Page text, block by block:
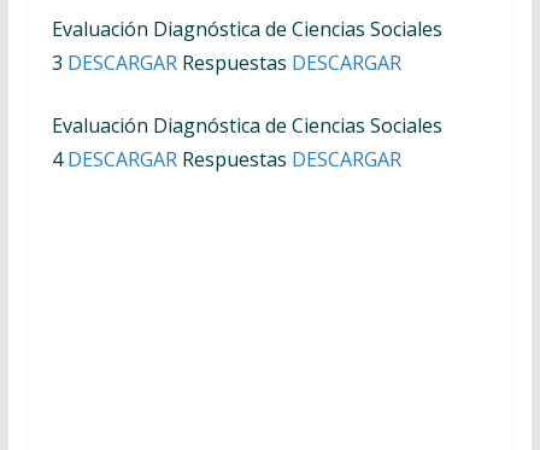
Evaluación Diagnóstica de Ciencias Sociales
3 DESCARGARRespuestas DESCARGAR
Evaluación Diagnóstica de Ciencias Sociales
4DESCARGARRespuestas DESCARGAR